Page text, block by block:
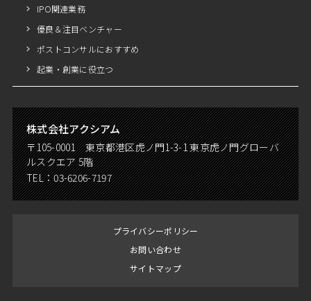
IPO関連業務
優良＆注目ベンチャー
ポストコンサルにおすすめ
起業・創業に役立つ
株式会社アクシアム
〒105-0001 東京都港区虎ノ門1-3-1 東京虎ノ門グローバ
ルスクエア 5階
TEL：03-6206-7197
プライバシーポリシー
お問い合わせ
サイトマップ